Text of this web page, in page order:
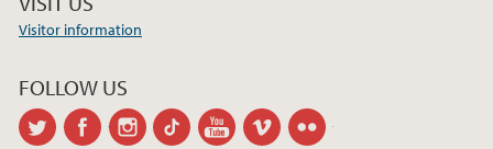
Visitor information
FOLLOW US
twitter facebookinstagram
tiktok youtubevimeo